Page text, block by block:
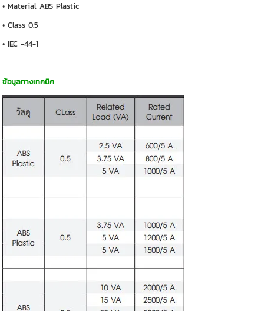
• Material ABS Plastic
• Class 0.5
• IEC -44-1
ข้อมูลทางเทคนิค